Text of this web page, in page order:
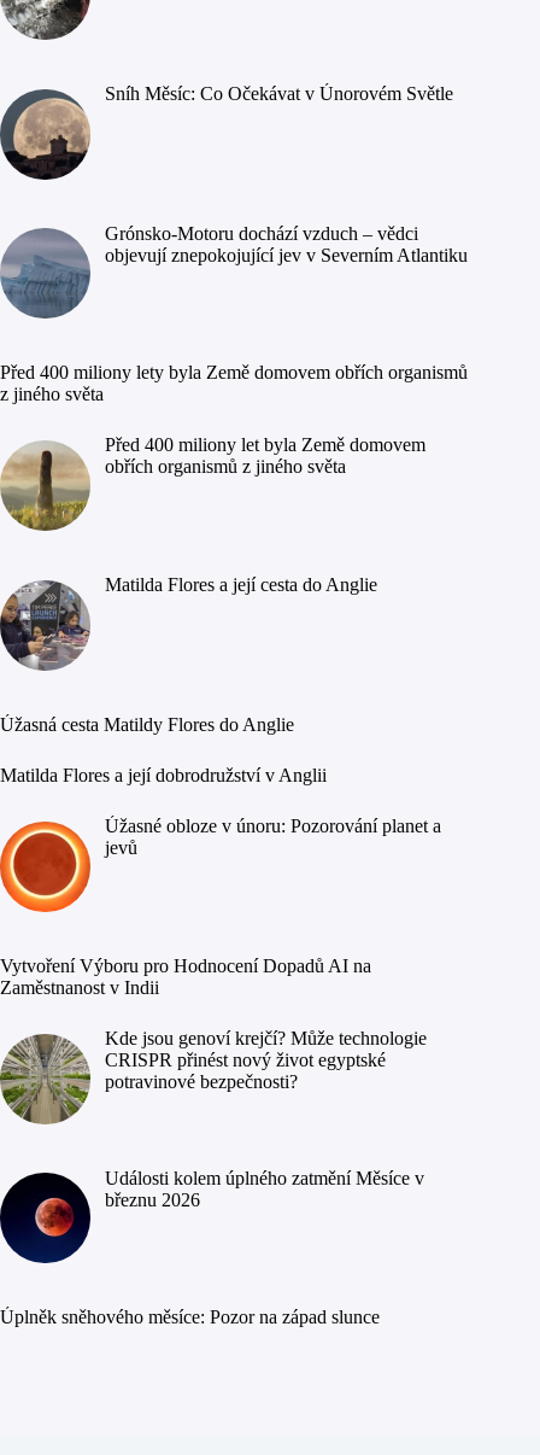
Sníh Měsíc: Co Očekávat v Únorovém Světle
Grónsko-Motoru dochází vzduch – vědci
objevují znepokojující jev v Severním Atlantiku
Před 400 miliony lety byla Země domovem obřích organismů
z jiného světa
Před 400 miliony let byla Země domovem
obřích organismů z jiného světa
Matilda Flores a její cesta do Anglie
Úžasná cesta Matildy Flores do Anglie
Matilda Flores a její dobrodružství v Anglii
Úžasné obloze v únoru: Pozorování planet a
jevů
Vytvoření Výboru pro Hodnocení Dopadů AI na
Zaměstnanost v Indii
Kde jsou genoví krejčí? Může technologie
CRISPR přinést nový život egyptské
potravinové bezpečnosti?
Události kolem úplného zatmění Měsíce v
březnu 2026
Úplněk sněhového měsíce: Pozor na západ slunce